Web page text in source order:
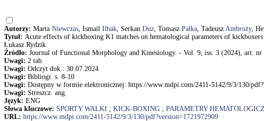
Autorzy: Marta Niewczas, Ismail Ilbak, Serkan Duz, Tomasz Pałka, Tadeusz Ambroży,
Tytuł: Acute effects of kickboxing K1 matches on hematological parameters of
Łukasz Rydzik
Źródło: Journal of Functional Morphology and Kinesiology. - Vol. 9, iss. 3 (2024), art. nr
Uwagi: 2 tab.
Uwagi: Odczyt dok.: 30.07.2024
Uwagi: Bibliogr. s. 8-10
Uwagi: Dostępny w formie elektronicznej: https://www.mdpi.com/2411-5142/9/3/130/
Uwagi: Streszcz. ang.
Język: ENG
Słowa kluczowe: SPORTY WALKI ; KICK-BOXING ; PARAMETRY
URL: https://www.mdpi.com/2411-5142/9/3/130/pdf?version=1721972909